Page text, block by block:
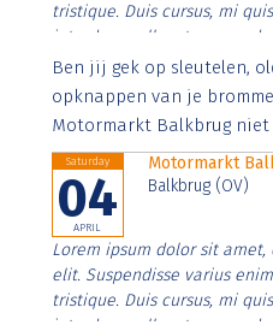
tristique. Duis cursus, mi
interdum nulla, ut
Aenean faucibus nibh et
imperdiet. Nunc ut sem
Ben jij gek op sleutelen,
opknappen van je
Motormarkt Balkbrug niet
Saturday
04
APRIL
Motormarkt
Balkbrug (OV)
Lorem ipsum dolor sit
elit. Suspendisse varius
tristique. Duis cursus, mi
interdum nulla, ut